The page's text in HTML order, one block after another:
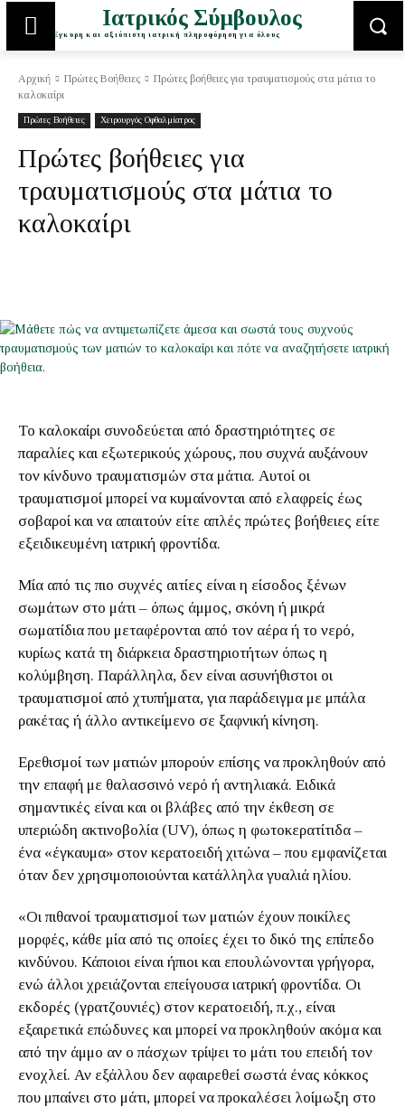
Ιατρικός Σύμβουλος
Έγκυρη και αξιόπιστη ιατρική πληροφόρηση για όλους
Αρχική Πρώτες Βοήθειες
Πρώτες βοήθειες για τραυματισμούς στα μάτια το
καλοκαίρι
Πρώτες Βοήθειες Χειρουργός Οφθαλμίατρος
Πρώτες βοήθειες για
τραυματισμούς στα μάτια το
καλοκαίρι
Το καλοκαίρι συνοδεύεται από δραστηριότητες σε
παραλίες και εξωτερικούς χώρους, που συχνά αυξάνουν
τον κίνδυνο τραυματισμών στα μάτια. Αυτοί οι
τραυματισμοί μπορεί να κυμαίνονται από ελαφρείς έως
σοβαροί και να απαιτούν είτε απλές πρώτες βοήθειες είτε
εξειδικευμένη ιατρική φροντίδα.
Μία από τις πιο συχνές αιτίες είναι η είσοδος ξένων
σωμάτων στο μάτι – όπως άμμος, σκόνη ή μικρά
σωματίδια που μεταφέρονται από τον αέρα ή το νερό,
κυρίως κατά τη διάρκεια δραστηριοτήτων όπως η
κολύμβηση. Παράλληλα, δεν είναι ασυνήθιστοι οι
τραυματισμοί από χτυπήματα, για παράδειγμα με μπάλα
ρακέτας ή άλλο αντικείμενο σε ξαφνική κίνηση.
Ερεθισμοί των ματιών μπορούν επίσης να προκληθούν από
την επαφή με θαλασσινό νερό ή αντηλιακά. Ειδικά
σημαντικές είναι και οι βλάβες από την έκθεση σε
υπεριώδη ακτινοβολία (UV), όπως η φωτοκερατίτιδα –
ένα «έγκαυμα» στον κερατοειδή χιτώνα – που εμφανίζεται
όταν δεν χρησιμοποιούνται κατάλληλα γυαλιά ηλίου.
«Οι πιθανοί τραυματισμοί των ματιών έχουν ποικίλες
μορφές, κάθε μία από τις οποίες έχει το δικό της επίπεδο
κινδύνου. Κάποιοι είναι ήπιοι και επουλώνονται γρήγορα,
ενώ άλλοι χρειάζονται επείγουσα ιατρική φροντίδα. Οι
εκδορές (γρατζουνιές) στον κερατοειδή, π.χ., είναι
εξαιρετικά επώδυνες και μπορεί να προκληθούν ακόμα και
από την άμμο αν ο πάσχων τρίψει το μάτι του επειδή τον
ενοχλεί. Αν εξάλλου δεν αφαιρεθεί σωστά ένας κόκκος
που μπαίνει στο μάτι, μπορεί να προκαλέσει λοίμωξη στο